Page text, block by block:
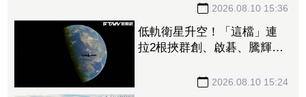
731億齊進場 台達電亮燈、
AI族群集體勁揚
2026.08.10 15:36
低軌衛星升空！「這檔」連